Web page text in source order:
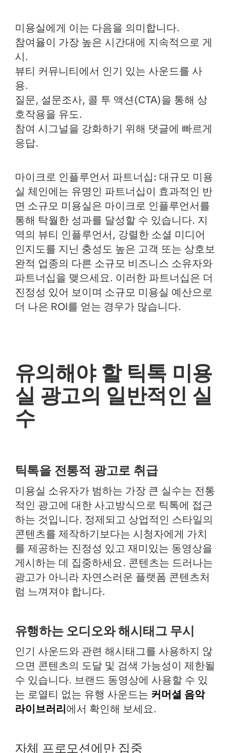
미용실에게 이는 다음을 의미합니다.
참여율이 가장 높은 시간대에 지속적으로 게
시 .
뷰티 커뮤니티에서 인기 있는 사운드를 사
용.
질문, 설문조사, 콜 투 액션(CTA)을 통해 상
호작용을 유도.
참여 시그널을 강화하기 위해 댓글에 빠르게
응답.
마이크로 인플루언서 파트너십: 대규모 미용
실 체인에는 유명인 파트너십이 효과적인 반
면 소규모 미용실은 마이크로 인플루언서를
통해 탁월한 성과를 달성할 수 있습니다. 지
역의 뷰티 인플루언서, 강렬한 소셜 미디어
인지도를 지닌 충성도 높은 고객 또는 상호보
완적 업종의 다른 소규모 비즈니스 소유자와
파트너십을 맺으세요. 이러한 파트너십은 더
진정성 있어 보이며 소규모 미용실 예산으로
더 나은 ROI를 얻는 경우가 많습니다.
유의해야 할 틱톡 미용
실 광고의 일반적인 실
수
틱톡을 전통적 광고로 취급
미용실 소유자가 범하는 가장 큰 실수는 전통
적인 광고에 대한 사고방식으로 틱톡에 접근
하는 것입니다. 정제되고 상업적인 스타일의
콘텐츠를 제작하기보다는 시청자에게 가치
를 제공하는 진정성 있고 재미있는 동영상을
게시하는 데 집중하세요. 콘텐츠는 드러나는
광고가 아니라 자연스러운 플랫폼 콘텐츠처
럼 느껴져야 합니다.
유행하는 오디오와 해시태그 무시
인기 사운드와 관련 해시태그를 사용하지 않
으면 콘텐츠의 도달 및 검색 가능성이 제한될
수 있습니다. 브랜드 동영상에 사용할 수 있
는 로열티 없는 유행 사운드는 커머셜 음악
라이브러리 에서 확인해 보세요.
자체 프로모션에만 집중